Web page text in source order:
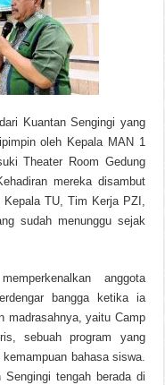
Kuantan Sengingi yang
oleh Kepala MAN 1
Theater Room Gedung
mereka disambut
TU, Tim Kerja PZI,
sudah menunggu sejak
anggota
bangga ketika ia
madrasahnya, yaitu Camp
sebuah program yang
bahasa siswa.
tengah berada di